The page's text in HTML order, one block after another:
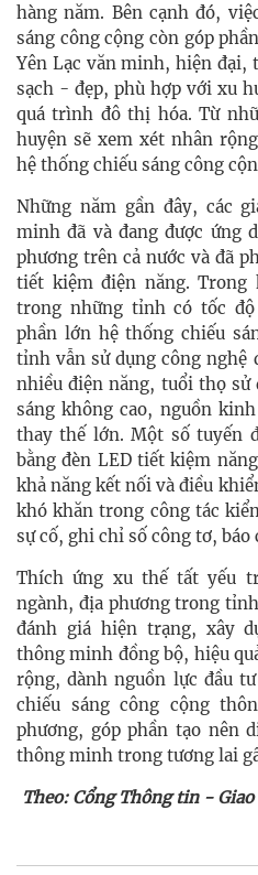
hàng năm. Bên cạnh đó,
sáng công cộng còn góp
Yên Lạc văn minh, hiện
sạch - đẹp, phù hợp với xu
quá trình đô thị hóa. Từ
huyện sẽ xem xét nhân
hệ thống chiếu sáng công
Những năm gần đây, các
minh đã và đang được ứng
phương trên cả nước và đã
tiết kiệm điện năng.
trong những tỉnh có tốc
phần lớn hệ thống chiếu
tỉnh vẫn sử dụng công nghệ
nhiều điện năng, tuổi thọ sử
sáng không cao, nguồn
thay thế lớn. Một số tuyến
bằng đèn LED tiết kiệm
khả năng kết nối và điều
khó khăn trong công tác
sự cố, ghi chỉ số công tơ, báo
Thích ứng xu thế tất yếu
ngành, địa phương trong
đánh giá hiện trạng, xây
thông minh đồng bộ, hiệu
rộng, dành nguồn lực đầu
chiếu sáng công cộng
phương, góp phần tạo nên
thông minh trong tương lai
Theo: Cổng Thông tin -